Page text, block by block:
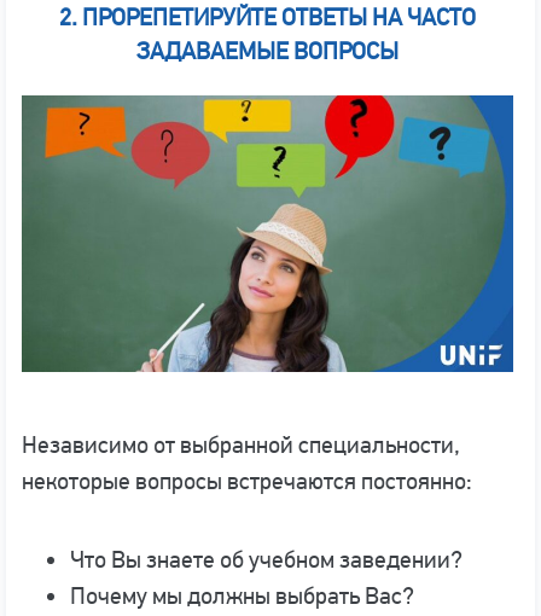
2. ПРОРЕПЕТИРУЙТЕ ОТВЕТЫ НА ЧАСТО
ЗАДАВАЕМЫЕ ВОПРОСЫ
Независимо от выбранной специальности,
некоторые вопросы встречаются постоянно:
Что Вы знаете об учебном заведении?
Почему мы должны выбрать Вас?